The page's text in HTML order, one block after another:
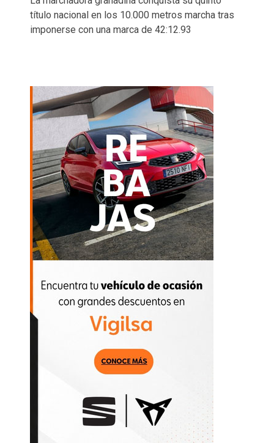
título nacional en los 10.000 metros marcha tras
imponerse con una marca de 42:12.93